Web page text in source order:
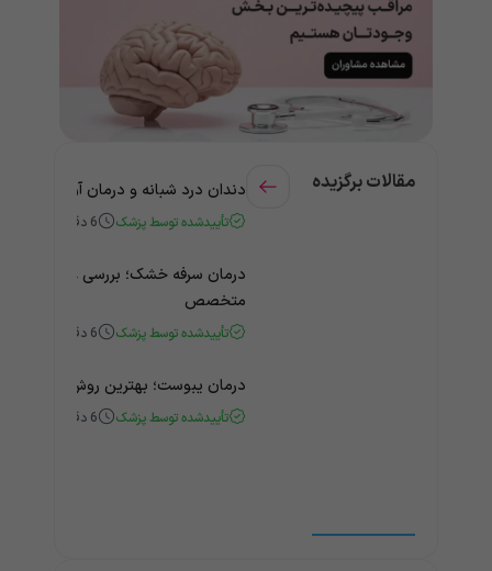
مقالات برگزیده دندان درد شبانه و درمان آن +
تأییدشده توسط پزشک 6 دقیقه
درمان سرفه خشک؛ بررسی علت و
متخصص
تأییدشده توسط پزشک 6 دقیقه
درمان یبوست؛ بهترین روش‌های
تأییدشده توسط پزشک 6 دقیقه